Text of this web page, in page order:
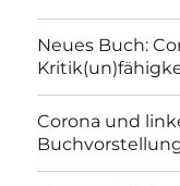
Neues Buch:
Corona und
Buchvorstellung